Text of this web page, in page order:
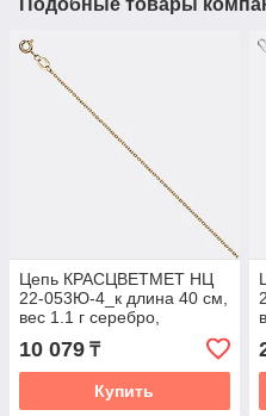
Цепь КРАСЦВЕТМЕТ НЦ
22-053Ю-4_к длина 40 см,
вес 1.1 г серебро,
плетение якорное
10 079 ₸
Купить